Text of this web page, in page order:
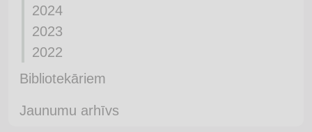
2024
2023
2022
Bibliotekāriem
Jaunumu arhīvs